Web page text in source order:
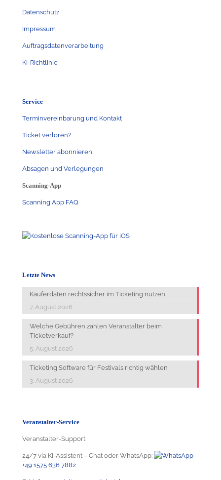
Datenschutz
Impressum
Auftragsdatenverarbeitung
KI-Richtlinie
Service
Terminvereinbarung und Kontakt
Ticket verloren?
Newsletter abonnieren
Absagen und Verlegungen
Scanning-App
Scanning App FAQ
Letzte News
Käuferdaten rechtssicher im Ticketing nutzen
7. August 2026
Welche Gebühren zahlen Veranstalter beim
Ticketverkauf?
5. August 2026
Ticketing Software für Festivals richtig wählen
3. August 2026
Veranstalter-Service
Veranstalter-Support
24/7 via KI-Assistent – Chat oder WhatsApp:
+49 1575 636 7882